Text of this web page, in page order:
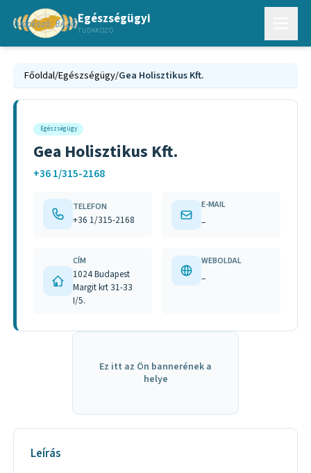
Egészségügyi
TUDAKOZÓ
Főoldal/Egészségügy/Gea Holisztikus Kft.
Egészségügy
Gea Holisztikus Kft.
+36 1/315-2168
TELEFON
+36 1/315-2168
E-MAIL
–
CÍM
1024 Budapest
Margit krt 31-33
I/5.
WEBOLDAL
–
Ez itt az Ön bannerének a
helye
Leírás